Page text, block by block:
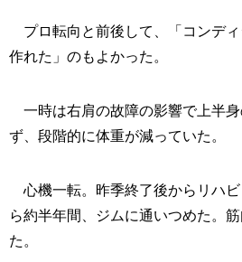
プロ転向と前後して、「コンデ
作れた」のもよかった。
一時は右肩の故障の影響で上半身
ず、段階的に体重が減っていた。
心機一転。昨季終了後からリハ
ら約半年間、ジムに通いつめた。
た。